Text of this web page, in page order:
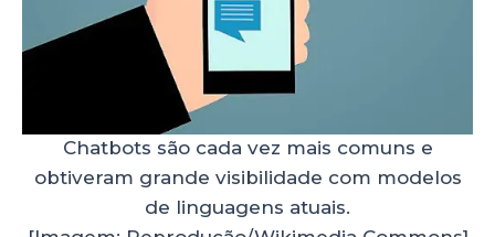
Chatbots são cada vez mais comuns e
obtiveram grande visibilidade com modelos
de linguagens atuais.